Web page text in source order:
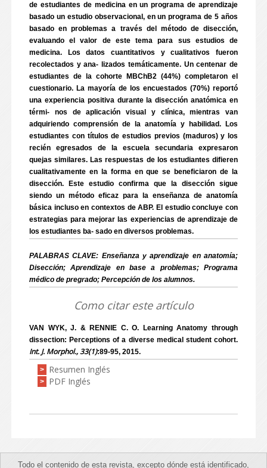
de estudiantes de medicina en un programa de aprendizaje
basado un estudio observacional, en un programa de 5 años
basado en problemas a través del método de disección,
evaluando el valor de este tema para sus estudios de
medicina. Los datos cuantitativos y cualitativos fueron
recolectados y ana- lizados temáticamente. Un centenar de
estudiantes de la cohorte MBChB2 (44%) completaron el
cuestionario. La mayoría de los encuestados (70%) reportó
una experiencia positiva durante la disección anatómica en
térmi- nos de aplicación visual y clínica, mientras van
adquiriendo comprensión de la anatomía y habilidad. Los
estudiantes con títulos de estudios previos (maduros) y los
recién egresados de la escuela secundaria expresaron
quejas similares. Las respuestas de los estudiantes difieren
cualitativamente en la forma en que se beneficiaron de la
disección. Este estudio confirma que la disección sigue
siendo un método eficaz para la enseñanza de anatomía
básica incluso en contextos de ABP. El estudio concluye con
estrategias para mejorar las experiencias de aprendizaje de
los estudiantes ba- sado en diversos problemas.
PALABRAS CLAVE: Enseñanza y aprendizaje en anatomía;
Disección; Aprendizaje en base a problemas; Programa
médico de pregrado; Percepción de los alumnos.
Como citar este artículo
VAN WYK, J. & RENNIE C. O. Learning Anatomy through
dissection: Perceptions of a diverse medical student cohort.
Int. J. Morphol., 33(1):89-95, 2015.
> Resumen Inglés
> PDF Inglés
Todo el contenido de esta revista, excepto dónde está identificado,